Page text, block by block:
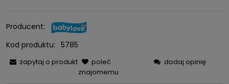
Producent:
Kod produktu: 5785
zapytaj o produkt
poleć
znajomemu
dodaj opinię